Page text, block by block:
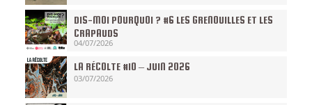
DIS-MOI POURQUOI ? #6 LES GRENOUILLES ET LES
CRAPAUDS
04/07/2026
LA RÉCOLTE #10 – JUIN 2026
03/07/2026